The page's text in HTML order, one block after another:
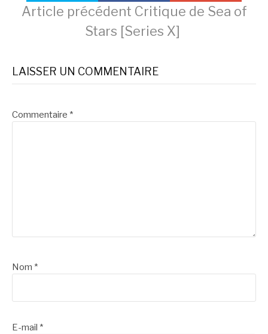
Lire
la
suite
Article précédent Critique de Sea of
Stars [Series X]
LAISSER UN COMMENTAIRE
Commentaire *
Nom *
E-mail *